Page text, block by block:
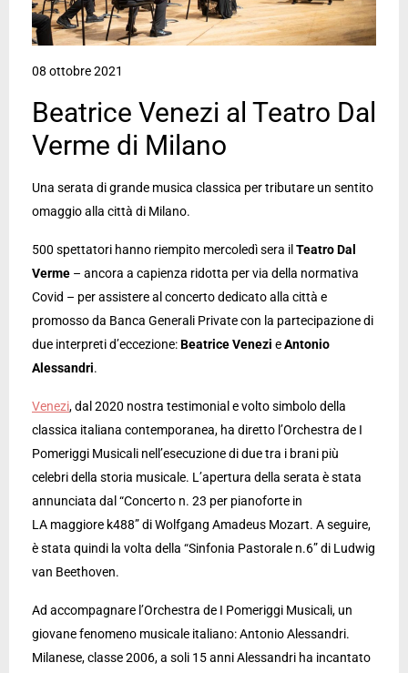
08 ottobre 2021
Beatrice Venezi al Teatro Dal
Verme di Milano
Una serata di grande musica classica per tributare un sentito
omaggio alla città di Milano.
500 spettatori hanno riempito mercoledì sera il Teatro Dal
Verme – ancora a capienza ridotta per via della normativa
Covid – per assistere al concerto dedicato alla città e
promosso da Banca Generali Private con la partecipazione di
due interpreti d’eccezione:BeatriceVenezi eAntonio
Alessandri.
Venezi, dal 2020 nostra testimonial e volto simbolo della
classica italiana contemporanea, ha diretto l’Orchestra de I
Pomeriggi Musicali nell’esecuzione di due tra i brani più
celebri della storia musicale. L’apertura della serata è stata
annunciata dal “Concerto n. 23 per pianoforte in
LA maggiore k488” di Wolfgang Amadeus Mozart. A seguire,
è stata quindi la volta della “Sinfonia Pastorale n.6” di Ludwig
van Beethoven.
Ad accompagnare l’Orchestra de I Pomeriggi Musicali, un
giovane fenomeno musicale italiano: Antonio Alessandri.
Milanese, classe 2006, a soli 15 anni Alessandri ha incantato